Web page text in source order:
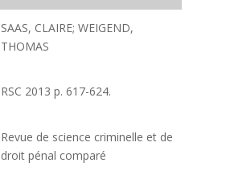
SAAS, CLAIRE; WEIGEND,
THOMAS
RSC 2013 p. 617-624.
Revue de science criminelle et de
droit pénal comparé